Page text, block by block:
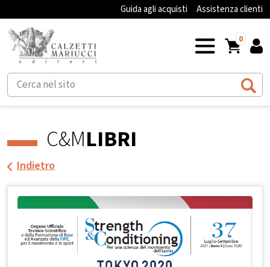
Guida agli acquisti Assistenza clienti
0
C&MLIBRI
Indietro